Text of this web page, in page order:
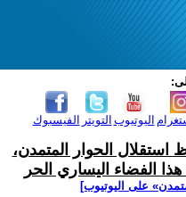
الفيسبوك التويتر اليوتيوب
استقلال الحوار المتمدن،
الفضاء اليساري الحر
على اليوتيوب]